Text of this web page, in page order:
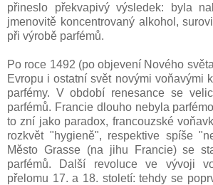
přineslo překvapivý výsledek: byla
jmenovitě koncentrovaný alkohol,
při výrobě parfémů.
Po roce 1492 (po objevení Nového
Evropu i ostatní svět novými voňavými
parfémy. V období renesance se
parfémů. Francie dlouho nebyla
to zní jako paradox, francouzské
rozkvět "hygieně", respektive spíše
Město Grasse (na jihu Francie) se
parfémů. Další revoluce ve vývoji
přelomu 17. a 18. století: tehdy se